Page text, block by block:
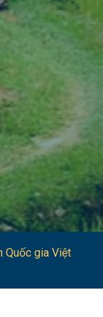
Quốc gia Việt